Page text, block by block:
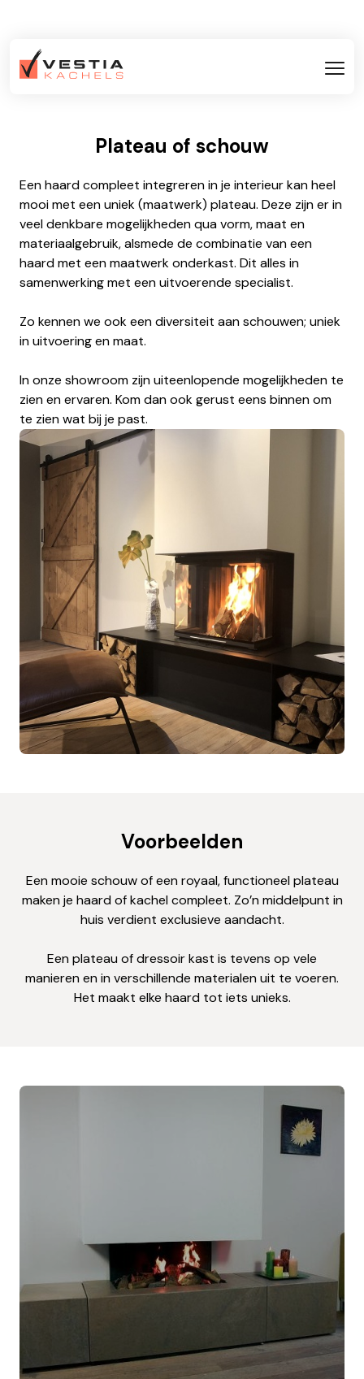
Plateau of schouw
Een haard compleet integreren in je interieur kan heel
mooi met een uniek (maatwerk) plateau. Deze zijn er in
veel denkbare mogelijkheden qua vorm, maat en
materiaalgebruik, alsmede de combinatie van een
haard met een maatwerk onderkast. Dit alles in
samenwerking met een uitvoerende specialist.
Zo kennen we ook een diversiteit aan schouwen; uniek
in uitvoering en maat.
In onze showroom zijn uiteenlopende mogelijkheden te
zien en ervaren. Kom dan ook gerust eens binnen om
te zien wat bij je past.
Voorbeelden
Een mooie schouw of een royaal, functioneel plateau
maken je haard of kachel compleet. Zo’n middelpunt in
huis verdient exclusieve aandacht.
Een plateau of dressoir kast is tevens op vele
manieren en in verschillende materialen uit te voeren.
Het maakt elke haard tot iets unieks.